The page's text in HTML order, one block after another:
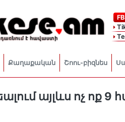
FB
Քաղաքական Շոու-բիզնես
այլևս ոչ ոք 9